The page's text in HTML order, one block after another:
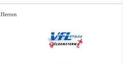
Herren